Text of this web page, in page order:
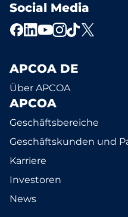
Social Media
APCOA DE
Über APCOA
APCOA
Geschäftsbereiche
Geschäftskunden und
Karriere
Investoren
News